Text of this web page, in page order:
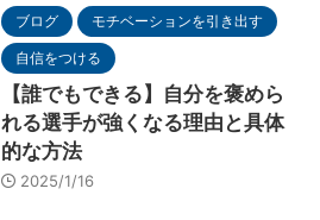
ブログ モチベーションを引き出す
自信をつける
【誰でもできる】自分を褒めら
れる選手が強くなる理由と具体
的な方法
2025/1/16